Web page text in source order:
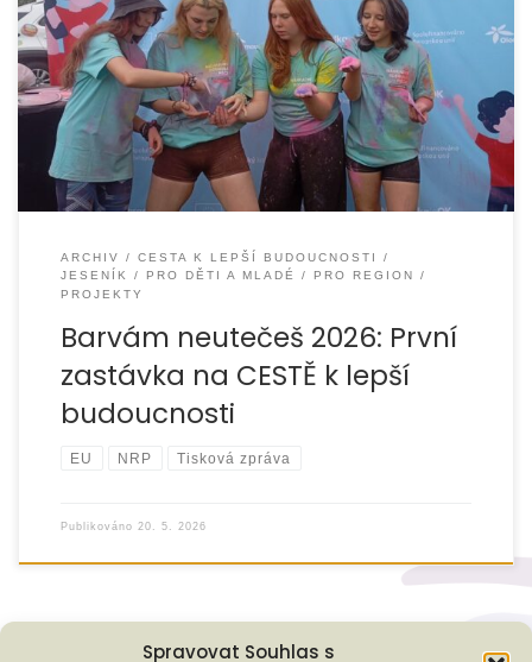
Spravovat Souhlas s
Pokud první společná akce nastavila směr celého
projektu, pak je jasné, že “CESTA k lepší budoucnosti”
začala opravdu tím nejlepším možným […]
ARCHIV
CESTA K LEPŠÍ BUDOUCNOSTI
JESENÍK
PRO DĚTI A MLADÉ
PRO REGION
PROJEKTY
Barvám neutečeš 2026: První
zastávka na CESTĚ k lepší
budoucnosti
EU NRP Tisková zpráva
Publikováno 20. 5. 2026